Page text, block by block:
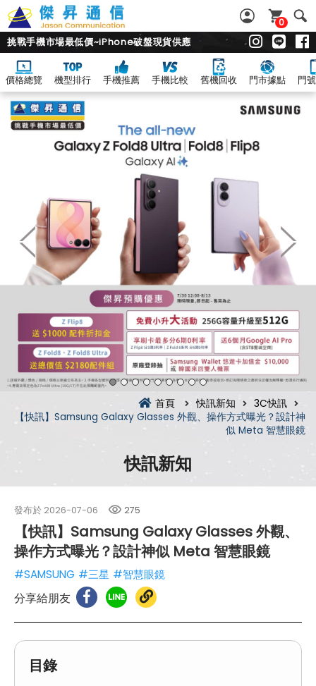
0
挑戰手機市場最低價~iPhone破盤現貨供應
價格總覽 機型排行 手機推薦 手機比較 舊機回收 門市據點 門
首頁 快訊新知
3C快訊
【快訊】Samsung Galaxy Glasses 外觀、操作方式曝光？設計神
似 Meta 智慧眼鏡
快訊新知
發布於 2026-07-06 275
【快訊】Samsung Galaxy Glasses 外觀、
操作方式曝光？設計神似 Meta 智慧眼鏡
#SAMSUNG #三星 #智慧眼鏡
分享給朋友
目錄